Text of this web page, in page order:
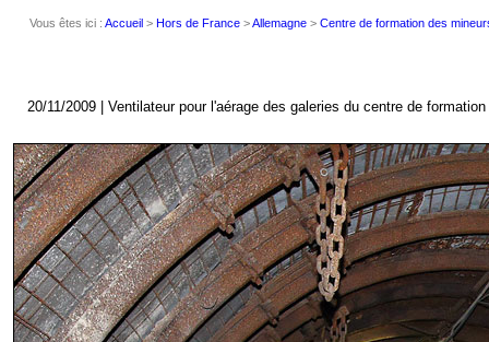
Vous êtes ici : Accueil > Hors de France >Allemagne > Centre de formation des
20/11/2009 | Ventilateur pour l'aérage des galeries du centre de